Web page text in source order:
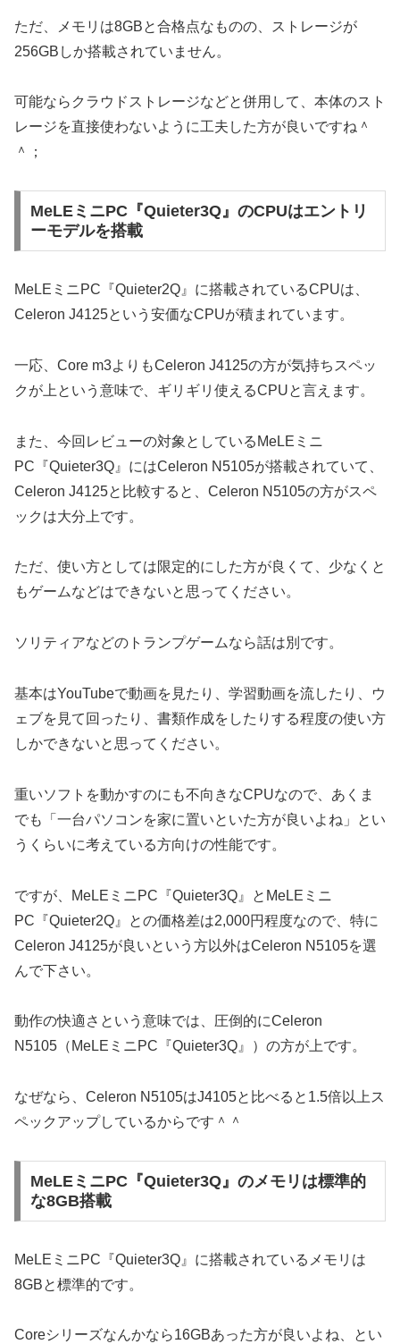
ただ、メモリは8GBと合格点なものの、ストレージが
256GBしか搭載されていません。
可能ならクラウドストレージなどと併用して、本体のスト
レージを直接使わないように工夫した方が良いですね＾
＾；
MeLEミニPC『Quieter3Q』のCPUはエントリ
ーモデルを搭載
MeLEミニPC『Quieter2Q』に搭載されているCPUは、
Celeron J4125という安価なCPUが積まれています。
一応、Core m3よりもCeleron J4125の方が気持ちスペッ
クが上という意味で、ギリギリ使えるCPUと言えます。
また、今回レビューの対象としているMeLEミニ
PC『Quieter3Q』にはCeleron N5105が搭載されていて、
Celeron J4125と比較すると、Celeron N5105の方がスペ
ックは大分上です。
ただ、使い方としては限定的にした方が良くて、少なくと
もゲームなどはできないと思ってください。
ソリティアなどのトランプゲームなら話は別です。
基本はYouTubeで動画を見たり、学習動画を流したり、ウ
ェブを見て回ったり、書類作成をしたりする程度の使い方
しかできないと思ってください。
重いソフトを動かすのにも不向きなCPUなので、あくま
でも「一台パソコンを家に置いといた方が良いよね」とい
うくらいに考えている方向けの性能です。
ですが、MeLEミニPC『Quieter3Q』とMeLEミニ
PC『Quieter2Q』との価格差は2,000円程度なので、特に
Celeron J4125が良いという方以外はCeleron N5105を選
んで下さい。
動作の快適さという意味では、圧倒的にCeleron
N5105（MeLEミニPC『Quieter3Q』）の方が上です。
なぜなら、Celeron N5105はJ4105と比べると1.5倍以上ス
ペックアップしているからです＾＾
MeLEミニPC『Quieter3Q』のメモリは標準的
な8GB搭載
MeLEミニPC『Quieter3Q』に搭載されているメモリは
8GBと標準的です。
Coreシリーズなんかなら16GBあった方が良いよね、とい